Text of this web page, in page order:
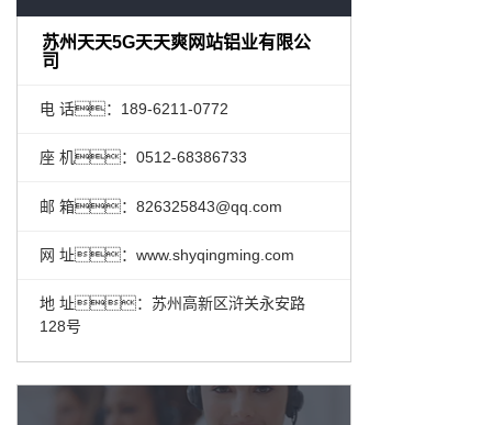
苏州天天5G天天爽网站铝业有限公
司
电 话：189-6211-0772
座 机：0512-68386733
邮 箱：826325843@qq.com
网 址：www.shyqingming.com
地 址：苏州高新区浒关永安路
128号